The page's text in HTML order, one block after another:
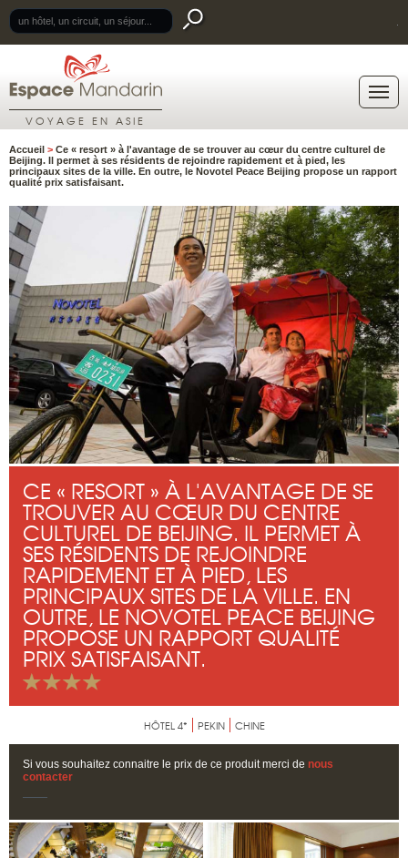
VOYAGE EN ASIE
Accueil > Ce « resort » à l'avantage de se trouver au cœur du centre culturel de
Beijing. Il permet à ses résidents de rejoindre rapidement et à pied, les
principaux sites de la ville. En outre, le Novotel Peace Beijing propose un rapport
qualité prix satisfaisant.
CE « RESORT » À L'AVANTAGE DE SE
TROUVER AU CŒUR DU CENTRE
CULTUREL DE BEIJING. IL PERMET À
SES RÉSIDENTS DE REJOINDRE
RAPIDEMENT ET À PIED, LES
PRINCIPAUX SITES DE LA VILLE. EN
OUTRE, LE NOVOTEL PEACE BEIJING
PROPOSE UN RAPPORT QUALITÉ
PRIX SATISFAISANT.
HÔTEL 4* PEKIN CHINE
Si vous souhaitez connaitre le prix de ce produit merci de nous
contacter